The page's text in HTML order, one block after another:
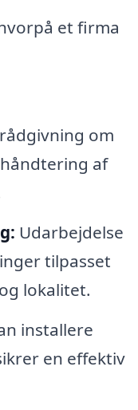
et firma
om
af
Udarbejdelse
tilpasset
lokalitet.
installere
en effektiv